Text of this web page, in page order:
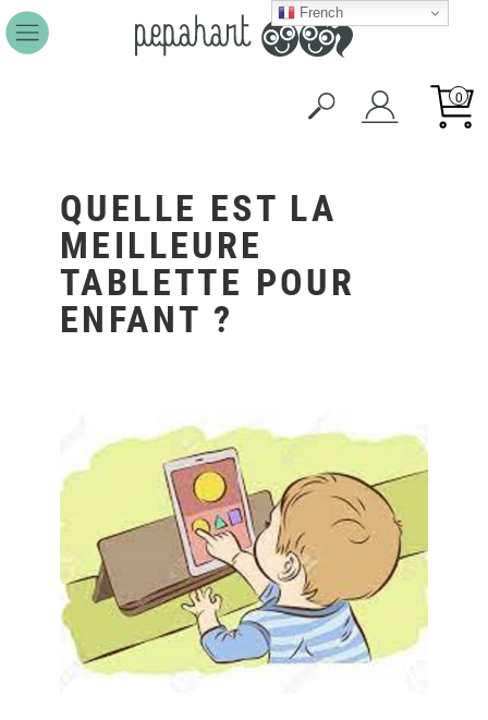
0
QUELLE EST LA
MEILLEURE
TABLETTE POUR
ENFANT ?
French